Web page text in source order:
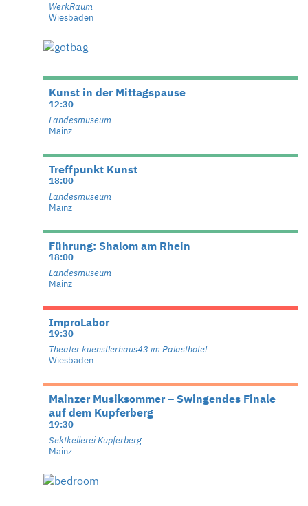
WerkRaum
Wiesbaden
Kunst in der Mittagspause
12:30
Landesmuseum
Mainz
Treffpunkt Kunst
18:00
Landesmuseum
Mainz
Führung: Shalom am Rhein
18:00
Landesmuseum
Mainz
ImproLabor
19:30
Theater kuenstlerhaus43 im Palasthotel
Wiesbaden
Mainzer Musiksommer – Swingendes Finale
auf dem Kupferberg
19:30
Sektkellerei Kupferberg
Mainz